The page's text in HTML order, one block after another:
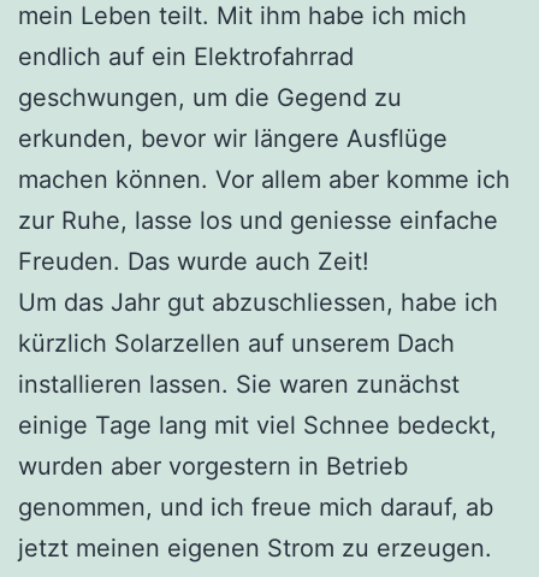
mein Leben teilt. Mit ihm habe ich mich
endlich auf ein Elektrofahrrad
geschwungen, um die Gegend zu
erkunden, bevor wir längere Ausflüge
machen können. Vor allem aber komme ich
zur Ruhe, lasse los und geniesse einfache
Freuden. Das wurde auch Zeit!
Um das Jahr gut abzuschliessen, habe ich
kürzlich Solarzellen auf unserem Dach
installieren lassen. Sie waren zunächst
einige Tage lang mit viel Schnee bedeckt,
wurden aber vorgestern in Betrieb
genommen, und ich freue mich darauf, ab
jetzt meinen eigenen Strom zu erzeugen.